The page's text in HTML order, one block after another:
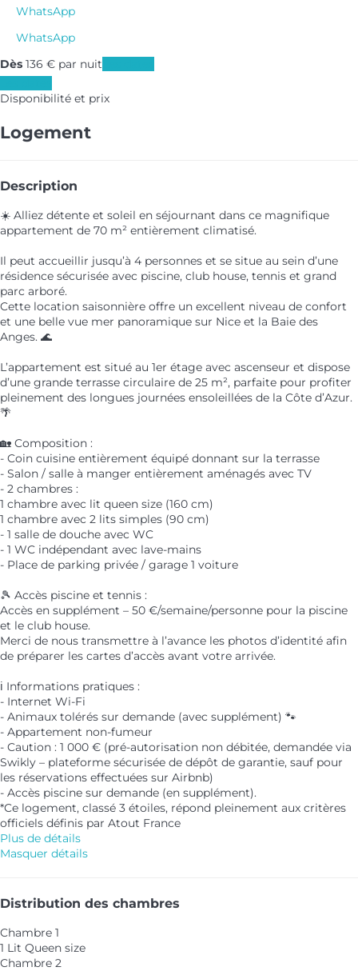
WhatsApp
WhatsApp
Dès 136 € par nuit
Disponibilité et prix
Logement
Description
☀️ Alliez détente et soleil en séjournant dans ce magnifique
appartement de 70 m² entièrement climatisé.
Il peut accueillir jusqu’à 4 personnes et se situe au sein d’une
résidence sécurisée avec piscine, club house, tennis et grand
parc arboré.
Cette location saisonnière offre un excellent niveau de confort
et une belle vue mer panoramique sur Nice et la Baie des
Anges. 🌊
L’appartement est situé au 1er étage avec ascenseur et dispose
d’une grande terrasse circulaire de 25 m², parfaite pour profiter
pleinement des longues journées ensoleillées de la Côte d’Azur.
🌴
🏡 Composition :
- Coin cuisine entièrement équipé donnant sur la terrasse
- Salon / salle à manger entièrement aménagés avec TV
- 2 chambres :
1 chambre avec lit queen size (160 cm)
1 chambre avec 2 lits simples (90 cm)
- 1 salle de douche avec WC
- 1 WC indépendant avec lave-mains
- Place de parking privée / garage 1 voiture
🎾 Accès piscine et tennis :
Accès en supplément – 50 €/semaine/personne pour la piscine
et le club house.
Merci de nous transmettre à l’avance les photos d’identité afin
de préparer les cartes d’accès avant votre arrivée.
ℹ️ Informations pratiques :
- Internet Wi-Fi
- Animaux tolérés sur demande (avec supplément) 🐾
- Appartement non-fumeur
- Caution : 1 000 € (pré-autorisation non débitée, demandée via
Swikly – plateforme sécurisée de dépôt de garantie, sauf pour
les réservations effectuées sur Airbnb)
- Accès piscine sur demande (en supplément).
*Ce logement, classé 3 étoiles, répond pleinement aux critères
officiels définis par Atout France
Plus de détails
Masquer détails
Distribution des chambres
Chambre 1
1 Lit Queen size
Chambre 2